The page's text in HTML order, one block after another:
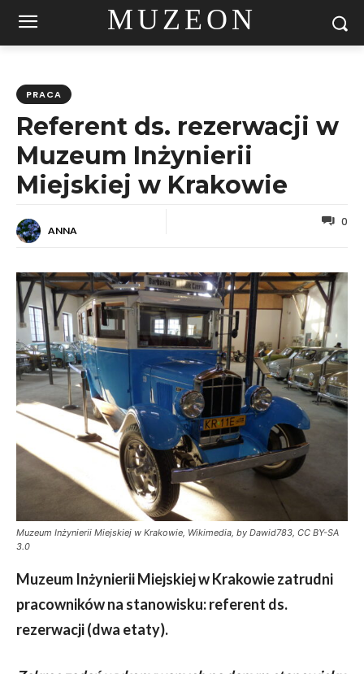
MUZEON
PRACA
Referent ds. rezerwacji w
Muzeum Inżynierii
Miejskiej w Krakowie
ANNA
0
Muzeum Inżynierii Miejskiej w Krakowie, Wikimedia, by Dawid783, CC BY-SA
3.0
Muzeum Inżynierii Miejskiej w Krakowie zatrudni
pracowników na stanowisku: referent ds.
rezerwacji(dwa etaty).